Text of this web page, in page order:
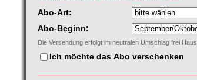
Abo-Art:
Abo-Beginn:
Die Versendung erfolgt im neutralen Umschlag frei Haus.
Ich möchte das Abo verschenken